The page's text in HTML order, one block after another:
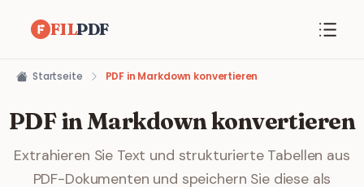
FILPDF
Startseite PDF in Markdown konvertieren
PDF in Markdown konvertieren
Extrahieren Sie Text und strukturierte Tabellen aus
PDF-Dokumenten und speichern Sie diese als